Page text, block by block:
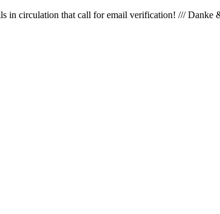
circulation that call for email verification! /// Danke